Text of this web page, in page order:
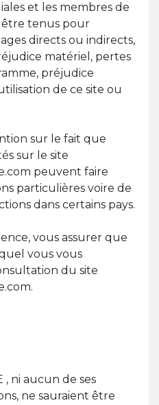
et les membres de
tenus pour
directs ou indirects,
matériel, pertes
préjudice
de ce site ou
sur le fait que
sur le site
peuvent faire
particulières voire de
dans certains pays.
vous assurer que
vous vous
du site
, ni aucun de ses
ne sauraient être